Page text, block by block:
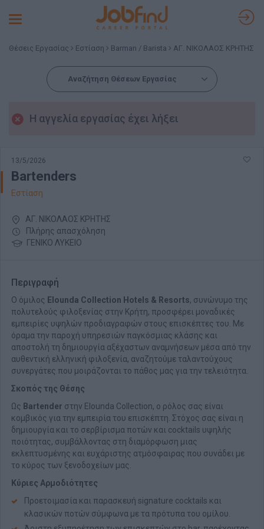
Toggle
Θέσεις Εργασίας Εστίαση Barman / Barista ΑΓ. ΝΙΚΟΛΑΟΣ ΚΡΗΤΗΣ
Αναζήτηση Θέσεων Εργασίας
Η αγγελία εργασίας έχει λήξει
13/5/2026
Bartenders
Εστίαση
ΑΓ. ΝΙΚΟΛΑΟΣ ΚΡΗΤΗΣ
Πλήρης απασχόληση
ΓΕΝΙΚΟ ΛΥΚΕΙΟ
Περιγραφή
Ο όμιλος Elounda Collection Hotels & Resorts, συνώνυμο της
πολυτελούς φιλοξενίας στην Κρήτη, προσφέρει μοναδικές
εμπειρίες υψηλών προδιαγραφών στους επισκέπτες του. Με
όραμα την παροχή υπηρεσιών παγκόσμιας κλάσης και
αποστολή τη δημιουργία αξέχαστων αναμνήσεων μέσα από την
αυθεντική ελληνική φιλοξενία, αναζητούμε ταλαντούχους
συνεργάτες που μοιράζονται το πάθος μας για την τελειότητα.
Σκοπός της Θέσης
Ως Bartender στην Elounda Collection, ο ρόλος σας είναι
κομβικός για την εμπειρία του επισκέπτη. Στόχος σας είναι η
δημιουργία και το σερβίρισμα ποτών και cocktails υψηλής
ποιότητας, συμβάλλοντας στη διαμόρφωση μιας
εκλεπτυσμένης και ευχάριστης ατμόσφαιρας που συνάδει με
το κύρος των ξενοδοχείων μας.
Κύριες Αρμοδιότητες
Προετοιμασία και παρασκευή signature cocktails και
κλασικών ποτών σύμφωνα με τα πρότυπα του ομίλου.